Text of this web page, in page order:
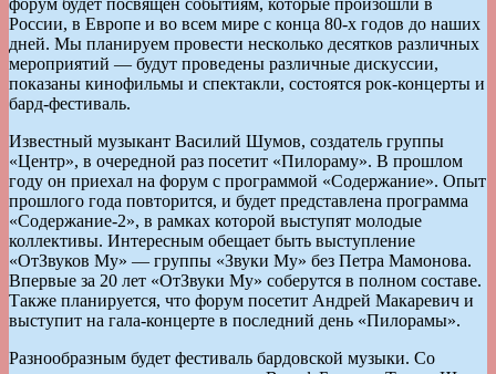
России, в Европе и во всем мире с конца 80-х годов до наших
дней. Мы планируем провести несколько десятков различных
мероприятий — будут проведены различные дискуссии,
показаны кинофильмы и спектакли, состоятся рок-концерты и
бард-фестиваль.
Известный музыкант Василий Шумов, создатель группы
«Центр», в очередной раз посетит «Пилораму». В прошлом
году он приехал на форум с программой «Содержание». Опыт
прошлого года повторится, и будет представлена программа
«Содержание-2», в рамках которой выступят молодые
коллективы. Интересным обещает быть выступление
«ОтЗвуков Му» — группы «Звуки Му» без Петра Мамонова.
Впервые за 20 лет «ОтЗвуки Му» соберутся в полном составе.
Также планируется, что форум посетит Андрей Макаревич и
выступит на гала-концерте в последний день «Пилорамы».
Разнообразным будет фестиваль бардовской музыки. Со